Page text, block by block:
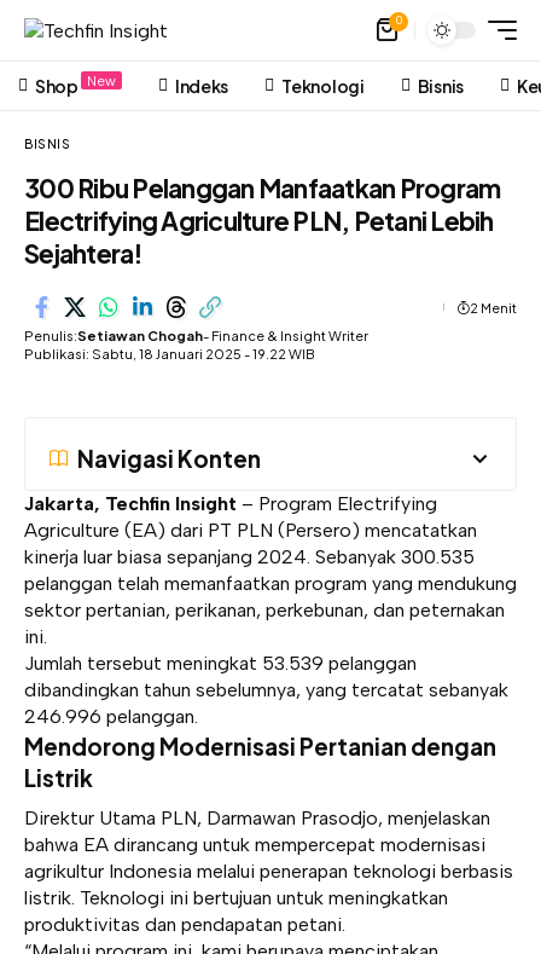
0
Shop New Indeks Teknologi Bisnis
BISNIS
300 Ribu Pelanggan Manfaatkan Program
Electrifying Agriculture PLN, Petani Lebih
Sejahtera!
Penulis:Setiawan Chogah- Finance & Insight Writer
Publikasi: Sabtu, 18 Januari 2025 - 19.22 WIB
2 Menit
Navigasi Konten
Jakarta, Techfin Insight – Program Electrifying
Agriculture (EA) dari PT PLN (Persero) mencatatkan
kinerja luar biasa sepanjang 2024. Sebanyak 300.535
pelanggan telah memanfaatkan program yang mendukung
sektor pertanian, perikanan, perkebunan, dan peternakan
ini.
Jumlah tersebut meningkat 53.539 pelanggan
dibandingkan tahun sebelumnya, yang tercatat sebanyak
246.996 pelanggan.
Mendorong Modernisasi Pertanian dengan
Listrik
Direktur Utama PLN, Darmawan Prasodjo, menjelaskan
bahwa EA dirancang untuk mempercepat modernisasi
agrikultur Indonesia melalui penerapan teknologi berbasis
listrik. Teknologi ini bertujuan untuk meningkatkan
produktivitas dan pendapatan petani.